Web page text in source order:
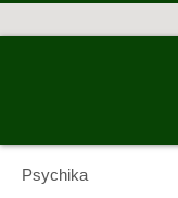
Psychika